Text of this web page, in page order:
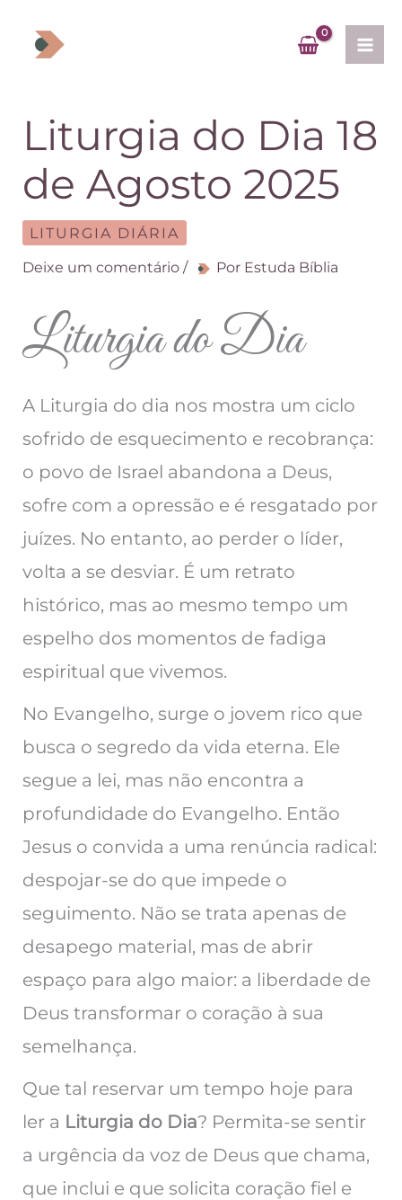
Liturgia do Dia 18
de Agosto 2025
LITURGIA DIÁRIA
Deixe um comentário / Por Estuda Bíblia
Liturgia do Dia
A Liturgia do dia nos mostra um ciclo
sofrido de esquecimento e recobrança:
o povo de Israel abandona a Deus,
sofre com a opressão e é resgatado por
juízes. No entanto, ao perder o líder,
volta a se desviar. É um retrato
histórico, mas ao mesmo tempo um
espelho dos momentos de fadiga
espiritual que vivemos.
No Evangelho, surge o jovem rico que
busca o segredo da vida eterna. Ele
segue a lei, mas não encontra a
profundidade do Evangelho. Então
Jesus o convida a uma renúncia radical:
despojar-se do que impede o
seguimento. Não se trata apenas de
desapego material, mas de abrir
espaço para algo maior: a liberdade de
Deus transformar o coração à sua
semelhança.
Que tal reservar um tempo hoje para
ler a Liturgia do Dia? Permita-se sentir
a urgência da voz de Deus que chama,
que inclui e que solicita coração fiel e